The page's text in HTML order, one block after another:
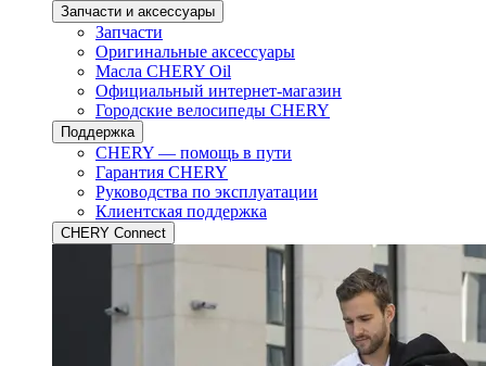
Запчасти и аксессуары
Запчасти
Оригинальные аксессуары
Масла CHERY Oil
Официальный интернет-магазин
Городские велосипеды CHERY
Поддержка
CHERY — помощь в пути
Гарантия CHERY
Руководства по эксплуатации
Клиентская поддержка
CHERY Connect